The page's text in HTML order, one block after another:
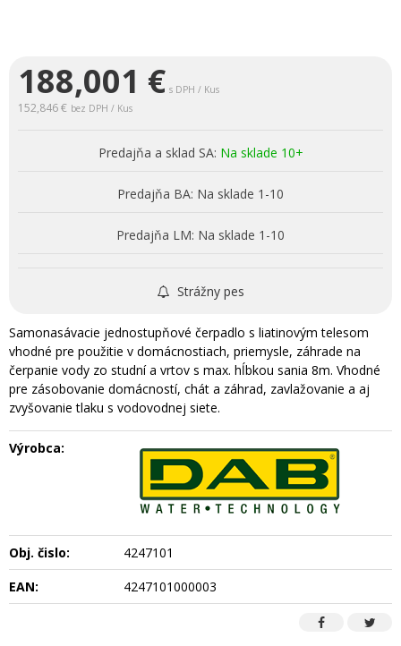
188,001 € s DPH / Kus
152,846 € bez DPH / Kus
Predajňa a sklad SA: Na sklade 10+
Predajňa BA: Na sklade 1-10
Predajňa LM: Na sklade 1-10
Strážny pes
Samonasávacie jednostupňové čerpadlo s liatinovým telesom
vhodné pre použitie v domácnostiach, priemysle, záhrade na
čerpanie vody zo studní a vrtov s max. hĺbkou sania 8m. Vhodné
pre zásobovanie domácností, chát a záhrad, zavlažovanie a aj
zvyšovanie tlaku s vodovodnej siete.
Výrobca:
Obj. čislo:
4247101
EAN:
4247101000003